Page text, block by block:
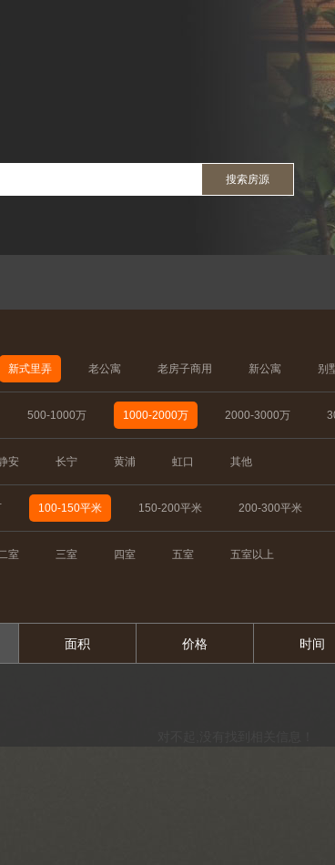
搜索房源
新式里弄 老公寓 老房子商用 新公寓 别
500-1000万 1000-2000万 2000-3000万
安 长宁 黄浦 虹口 其他
100-150平米 150-200平米 200-300平米
室 三室 四室 五室 五室以上
面积 价格 时间